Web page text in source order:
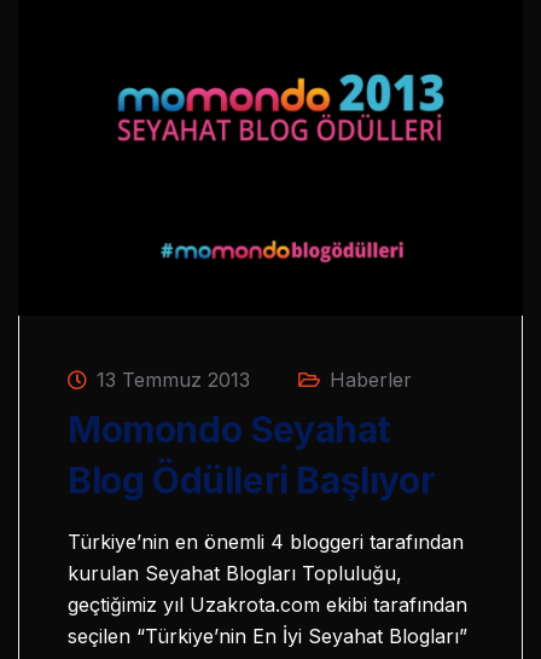
13 Temmuz 2013 Haberler
Momondo Seyahat
Blog Ödülleri Başlıyor
Türkiye’nin en önemli 4 bloggeri tarafından
kurulan Seyahat Blogları Topluluğu,
geçtiğimiz yıl Uzakrota.com ekibi tarafından
seçilen “Türkiye’nin En İyi Seyahat Blogları”